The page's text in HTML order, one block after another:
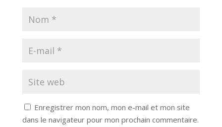
Enregistrer mon nom, mon e-mail et mon site
dans le navigateur pour mon prochain commentaire.